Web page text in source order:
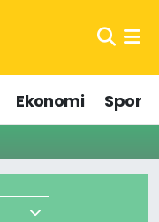
Ekonomi
Spor
Fikstür